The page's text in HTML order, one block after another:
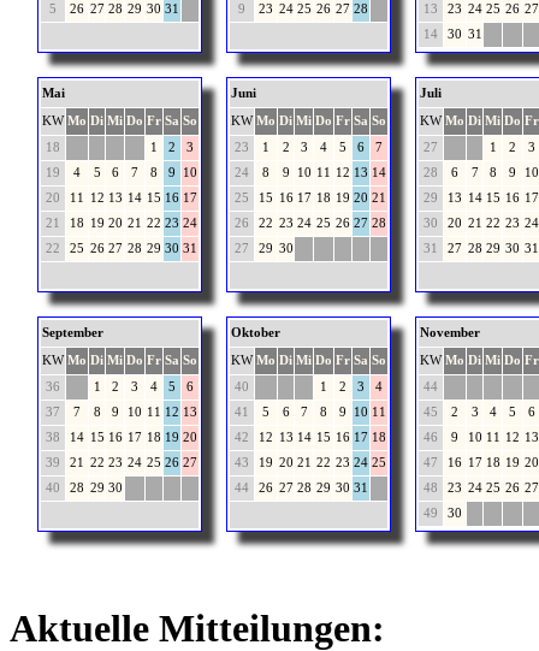
5
26 27 28 29 30 31
9
23 24 25 26 27 28
13
23 24 25 26 27
14
30 31
Mai
KW Mo Di Mi Do Fr Sa So
18
1 2
3
19
4 5 6 7 8 9
10
20
11 12 13 14 15 16 17
21
18 19 20 21 22 23 24
22
25 26 27 28 29 30 31
Juni
KW Mo Di Mi Do Fr Sa So
23
1 2 3 4 5 6
7
24
8 9 10 11 12 13 14
25
15 16 17 18 19 20 21
26
22 23 24 25 26 27 28
27
29 30
Juli
KW Mo Di Mi Do Fr
27
1 2
3
28
6 7 8 9
10
29
13 14 15 16 17
30
20 21 22 23 24
31
27 28 29 30 31
September
KW Mo Di Mi Do Fr Sa So
36
1 2 3 4 5
6
37
7 8 9 10 11 12 13
38
14 15 16 17 18 19 20
39
21 22 23 24 25 26 27
40
28 29 30
Oktober
KW Mo Di Mi Do Fr Sa So
40
1 2 3
4
41
5 6 7 8 9 10 11
42
12 13 14 15 16 17 18
43
19 20 21 22 23 24 25
44
26 27 28 29 30 31
November
KW Mo Di Mi Do Fr
44
45
2 3 4 5
6
46
9 10 11 12 13
47
16 17 18 19 20
48
23 24 25 26 27
49
30
Aktuelle Mitteilungen: